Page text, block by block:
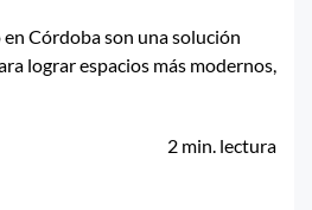
en Córdoba son una solución
lograr espacios más modernos,
2 min. lectura